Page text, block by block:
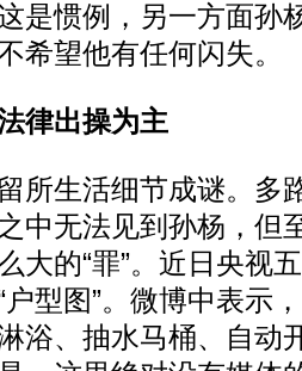
是惯例，另一方面孙
希望他有任何闪失。
出操为主
生活细节成谜。多
中无法见到孙杨，但
大的“罪”。近日央视
型图”。微博中表示
浴、抽水马桶、自动